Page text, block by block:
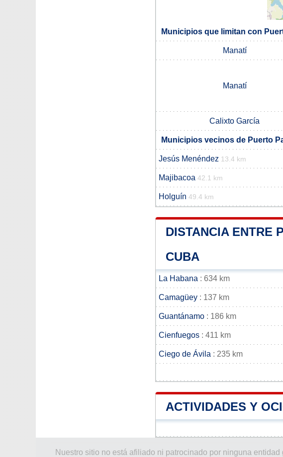
Municipios que limitan con
Manatí
Manatí
Calixto García
Municipios vecinos de Puerto
Jesús Menéndez 13.4 km
Majibacoa 42.1 km
Holguín 49.4 km
DISTANCIA ENTRE
CUBA
La Habana : 634 km
Camagüey : 137 km
Guantánamo : 186 km
Cienfuegos : 411 km
Ciego de Ávila : 235 km
ACTIVIDADES Y
Nuestro sitio no está afiliado ni patrocinado por ninguna